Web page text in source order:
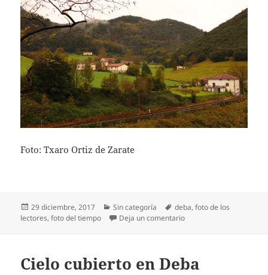
Foto: Txaro Ortiz de Zarate
Publicado
el
29 diciembre, 2017 Categorías
Sin categoría Etiquetas
deba,foto de los
lectores,foto del tiempo Deja un comentarioen Cielo cubierto en
Cielo cubierto en Deba